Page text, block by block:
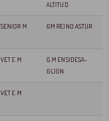
ALTITUD
SENIOR M GM REINO ASTUR
VET E M
G.M ENSIDESA-
GIJON
VET E M